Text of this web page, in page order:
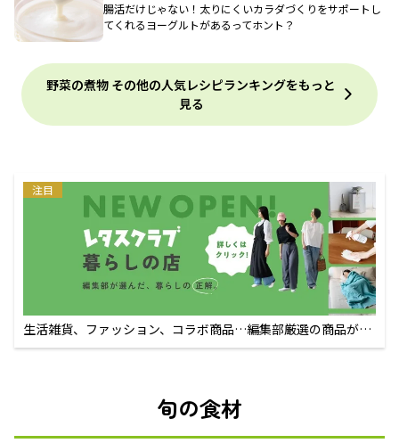
腸活だけじゃない！太りにくいカラダづくりをサポートし
てくれるヨーグルトがあるってホント？
野菜の煮物 その他の人気レシピランキングをもっと
見る
注目
生活雑貨、ファッション、コラボ商品…編集部厳選の商品が買
えるECサイト
旬の食材